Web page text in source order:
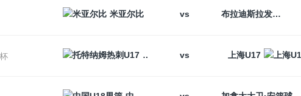
米亚尔比 vs 布拉迪斯拉发
托特纳姆热刺U17
vs 上海U17